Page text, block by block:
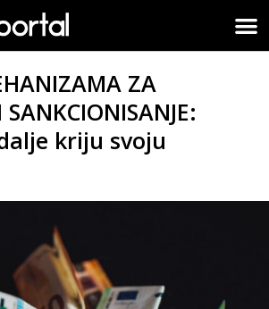
ZA
SANKCIONISANJE:
kriju svoju